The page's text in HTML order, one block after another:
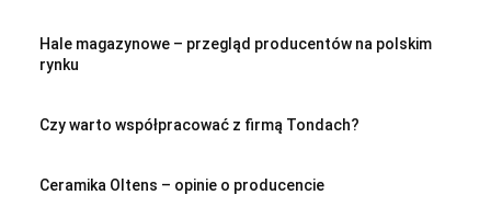
Hale magazynowe – przegląd producentów na polskim
rynku
Czy warto współpracować z firmą Tondach?
Ceramika Oltens – opinie o producencie